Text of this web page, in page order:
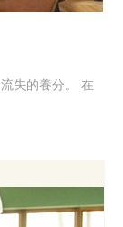
失的養分。 在